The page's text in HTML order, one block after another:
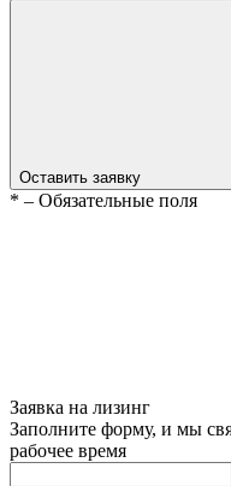
Оставить заявку
* – Обязательные поля
Заявка на лизинг
Заполните форму, и мы
рабочее время